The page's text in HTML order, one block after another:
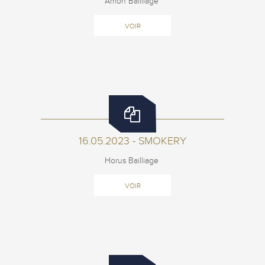
VOIR
16.05.2023 - SMOKERY
Horus Bailliage
VOIR